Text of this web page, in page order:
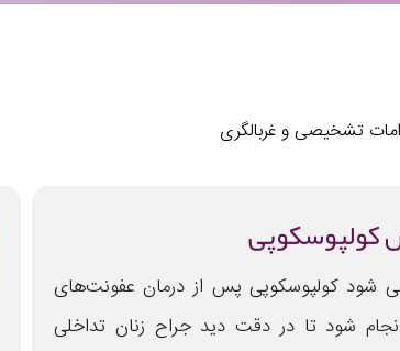
تشخیصی و غربالگری
کولپوسکوپی
شود کولپوسکوپی پس از درمان عفونت‌های
انجام شود تا در دقت دید جراح زنان تداخلی